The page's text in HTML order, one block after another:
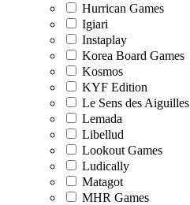
Hurrican Games
Igiari
Instaplay
Korea Board Games
Kosmos
KYF Edition
Le Sens des Aiguilles
Lemada
Libellud
Lookout Games
Ludically
Matagot
MHR Games